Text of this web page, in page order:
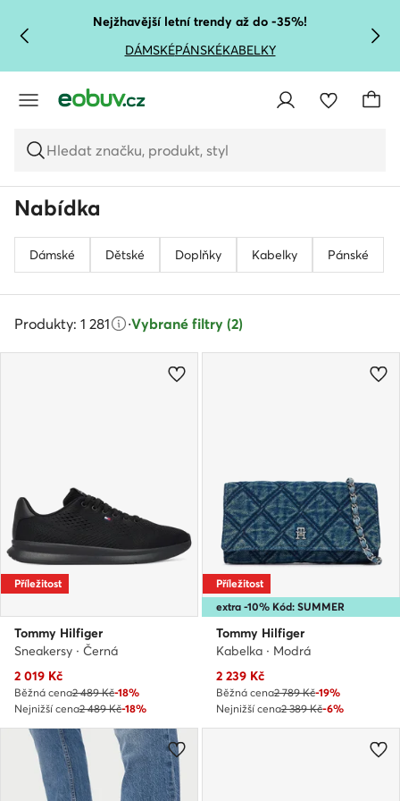
PŘEJÍT NA HLAVNÍ OBSAH
PŘEJÍT NA VYHLEDÁVÁNÍ
Nejžhavější letní trendy až do -35%!
DÁMSKÉPÁNSKÉKABELKY
Hledat značku, produkt, styl
Nabídka
Dámské Dětské Doplňky Kabelky Pánské
Produkty: 1 281 ·Vybrané filtry (2)
Příležitost
Tommy Hilfiger
Sneakersy · Černá
Aktuální cena
2 019 Kč
Běžná cena2 489 Kč-18%
Nejnižší cena2 489 Kč-18%
extra -10% Kód: SUMMER
Příležitost
Tommy Hilfiger
Kabelka · Modrá
Aktuální cena
2 239 Kč
Běžná cena2 789 Kč-19%
Nejnižší cena2 389 Kč-6%